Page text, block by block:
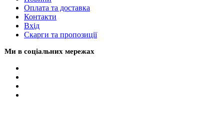
Оплата та доставка
Контакти
Вхiд
Скарги та пропозиції
Ми в соціальних мережах